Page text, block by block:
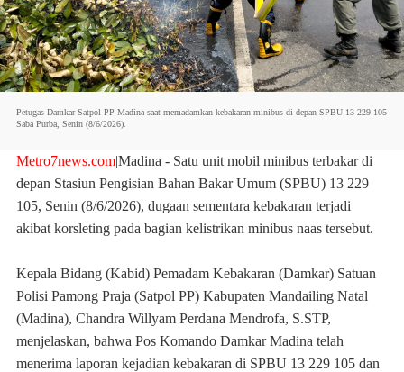
Petugas Damkar Satpol PP Madina saat memadamkan kebakaran minibus di depan SPBU 13 229 105
Saba Purba, Senin (8/6/2026).
Metro7news.com|Madina - Satu unit mobil minibus terbakar di
depan Stasiun Pengisian Bahan Bakar Umum (SPBU) 13 229
105, Senin (8/6/2026), dugaan sementara kebakaran terjadi
akibat korsleting pada bagian kelistrikan minibus naas tersebut.
Kepala Bidang (Kabid) Pemadam Kebakaran (Damkar) Satuan
Polisi Pamong Praja (Satpol PP) Kabupaten Mandailing Natal
(Madina), Chandra Willyam Perdana Mendrofa, S.STP,
menjelaskan, bahwa Pos Komando Damkar Madina telah
menerima laporan kejadian kebakaran di SPBU 13 229 105 dan